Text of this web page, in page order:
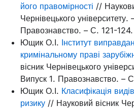
його правомірності //
Чернівецького
Правознавство. – С. 121-124.
Ющик О.І. Інститут
кримінальному праві
вісник Чернівецького
Випуск 1. Правознавство. –
Ющик О.І. Класифікація
ризику // Науковий вісник